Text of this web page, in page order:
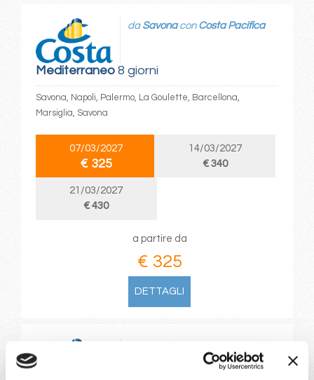
Mediterraneo8 giorni
da Savonacon Costa Pacifica
Savona, Napoli, Palermo, La Goulette, Barcellona,
Marsiglia, Savona
07/03/2027
€ 325
14/03/2027
€ 340
21/03/2027
€ 430
a partire da
€ 325
DETTAGLI